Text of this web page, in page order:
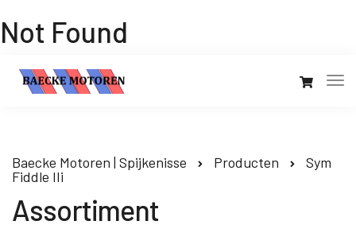
Not Found
Baecke Motoren | Spijkenisse Producten
Sym
Fiddle IIi
Assortiment